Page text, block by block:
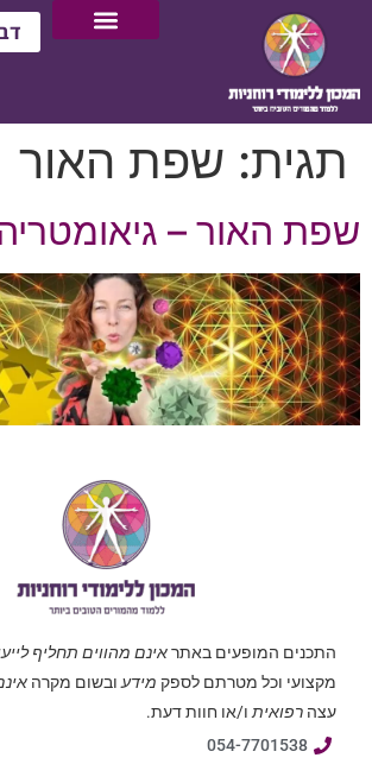
תגית: שפת האור
שפת האור –
התכנים המופעים באתראינם מהווים תחליף
מקצועי וכל מטרתם לספק מידע ובשום מקרה
עצה רפואית ו/או חוות דעת.
054-7701538